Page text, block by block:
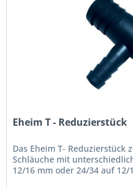
Eheim T - Reduzierstück
Das Eheim T- Reduzierstück
Schläuche mit
12/16 mm oder 24/34 auf 12/